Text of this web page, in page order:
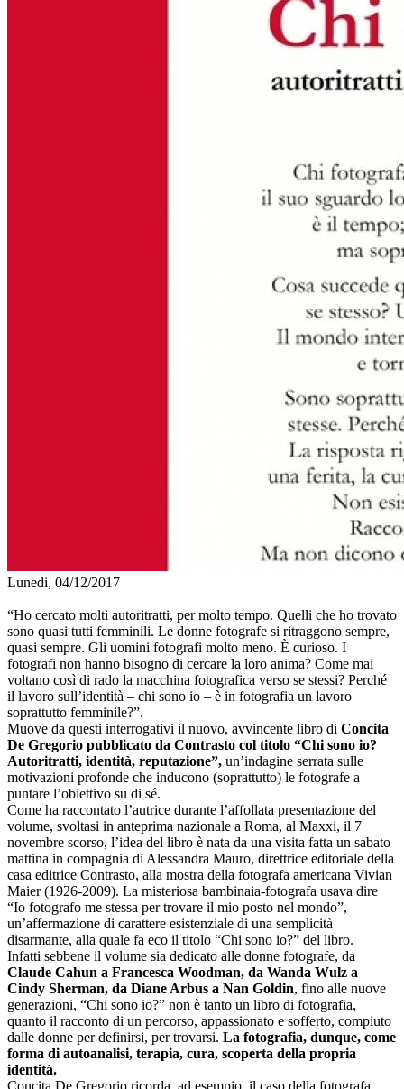
Lunedi, 04/12/2017
“Ho cercato molti autoritratti, per molto tempo. Quelli che ho trovato
sono quasi tutti femminili. Le donne fotografe si ritraggono sempre,
quasi sempre. Gli uomini fotografi molto meno. È curioso. I
fotografi non hanno bisogno di cercare la loro anima? Come mai
voltano così di rado la macchina fotografica verso se stessi? Perché
il lavoro sull’identità – chi sono io – è in fotografia un lavoro
soprattutto femminile?”.
Muove da questi interrogativi il nuovo, avvincente libro di Concita
De Gregorio pubblicato da Contrasto col titolo “Chi sono io?
Autoritratti, identità, reputazione”, un’indagine serrata sulle
motivazioni profonde che inducono (soprattutto) le fotografe a
puntare l’obiettivo su di sé.
Come ha raccontato l’autrice durante l’affollata presentazione del
volume, svoltasi in anteprima nazionale a Roma, al Maxxi, il 7
novembre scorso, l’idea del libro è nata da una visita fatta un sabato
mattina in compagnia di Alessandra Mauro, direttrice editoriale della
casa editrice Contrasto, alla mostra della fotografa americana Vivian
Maier (1926-2009). La misteriosa bambinaia-fotografa usava dire
“Io fotografo me stessa per trovare il mio posto nel mondo”,
un’affermazione di carattere esistenziale di una semplicità
disarmante, alla quale fa eco il titolo “Chi sono io?” del libro.
Infatti sebbene il volume sia dedicato alle donne fotografe, da
Claude Cahun a Francesca Woodman, da Wanda Wulz a
Cindy Sherman, da Diane Arbus a Nan Goldin, fino alle nuove
generazioni, “Chi sono io?” non è tanto un libro di fotografia,
quanto il racconto di un percorso, appassionato e sofferto, compiuto
dalle donne per definirsi, per trovarsi. La fotografia, dunque, come
forma di autoanalisi, terapia, cura, scoperta della propria
identità.